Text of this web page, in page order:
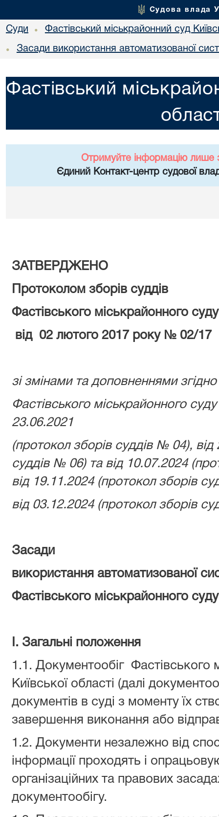
Судова влада
Суди • Фастівський міськрайонний суд
• Засади використання автоматизованої
Фастівський
Отримуйте інформацію лише
Єдиний Контакт-центр судової
ЗАТВЕРДЖЕНО
Протоколом зборів суддів
Фастівського міськрайонного суду
від 02 лютого 2017 року № 02/17
зі змінами та доповненнями
Фастівського міськрайонного суду
23.06.2021
(протокол зборів суддів № 04),
суддів № 06) та від 10.07.2024
від 19.11.2024 (протокол зборів
від 03.12.2024 (протокол зборів
Засади
використання автоматизованої
Фастівського міськрайонного суду
І. Загальні положення
1.1. Документообіг Фастівського
Київської області (далі
документів в суді з моменту їх
завершення виконання або
1.2. Документи незалежно від
інформації проходять і
організаційних та правових
документообігу.